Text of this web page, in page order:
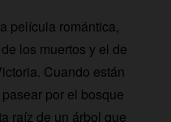
película romántica,
los muertos y el de
Cuando están
por el bosque
raíz de un árbol que